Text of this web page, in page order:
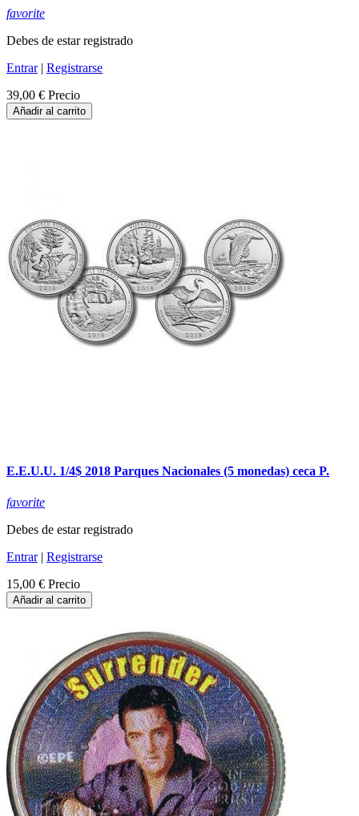
favorite
Debes de estar registrado
Entrar| Registrarse
39,00 € Precio
Añadir al carrito
E.E.U.U. 1/4$ 2018 Parques Nacionales (5 monedas) ceca P.
favorite
Debes de estar registrado
Entrar| Registrarse
15,00 € Precio
Añadir al carrito